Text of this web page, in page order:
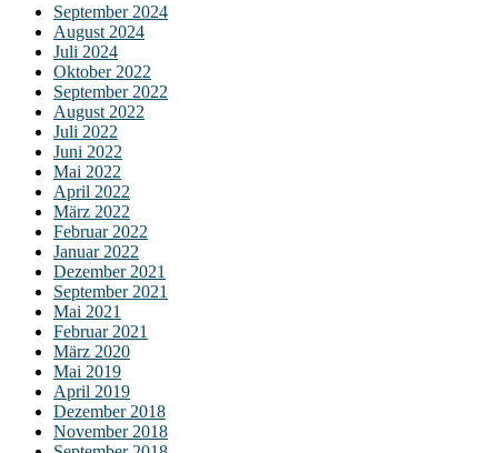
September 2024
August 2024
Juli 2024
Oktober 2022
September 2022
August 2022
Juli 2022
Juni 2022
Mai 2022
April 2022
März 2022
Februar 2022
Januar 2022
Dezember 2021
September 2021
Mai 2021
Februar 2021
März 2020
Mai 2019
April 2019
Dezember 2018
November 2018